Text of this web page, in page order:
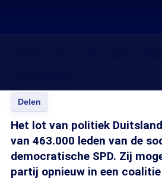
Delen
Het lot van politiek
van 463.000 leden van de
democratische SPD. Zij
partij opnieuw in een